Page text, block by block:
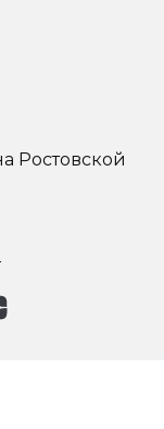
Ростовской